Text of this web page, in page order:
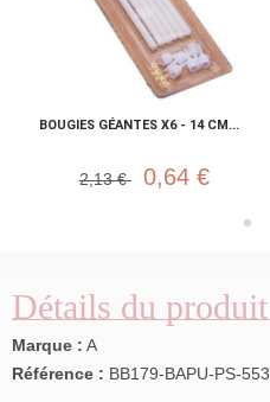
BOUGIES GÉANTES X6 - 14 CM...
2,13 € 0,64 €
Détails du produit
Marque : A
Référence : BB179-BAPU-PS-553